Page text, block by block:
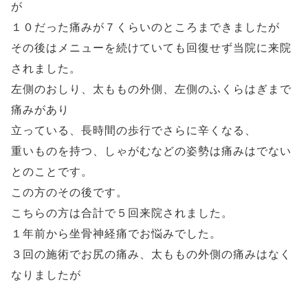
が
１０だった痛みが７くらいのところまできましたが
その後はメニューを続けていても回復せず当院に来院
されました。
左側のおしり、太ももの外側、左側のふくらはぎまで
痛みがあり
立っている、長時間の歩行でさらに辛くなる、
重いものを持つ、しゃがむなどの姿勢は痛みはでない
とのことです。
この方のその後です。
こちらの方は合計で５回来院されました。
１年前から坐骨神経痛でお悩みでした。
３回の施術でお尻の痛み、太ももの外側の痛みはなく
なりましたが